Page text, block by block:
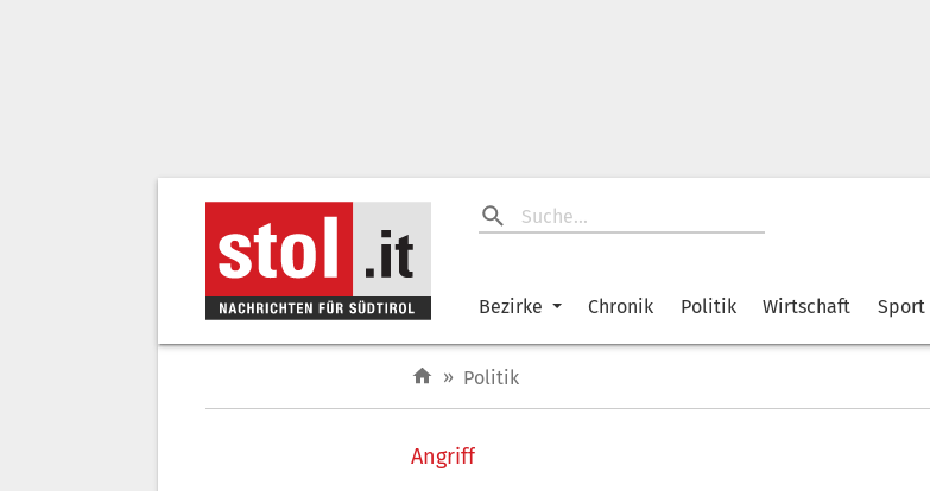
Bezirke Chronik Politik Wirtschaft Sport
» Politik
Angriff